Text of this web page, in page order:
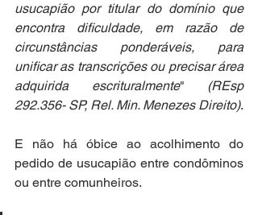
usucapião por titular do domínio que
encontra dificuldade, em razão de
circunstâncias ponderáveis, para
unificar as transcrições ou precisar área
adquirida escrituralmente" (REsp
292.356- SP, Rel. Min. Menezes Direito).
E não há óbice ao acolhimento do
pedido de usucapião entre condôminos
ou entre comunheiros.